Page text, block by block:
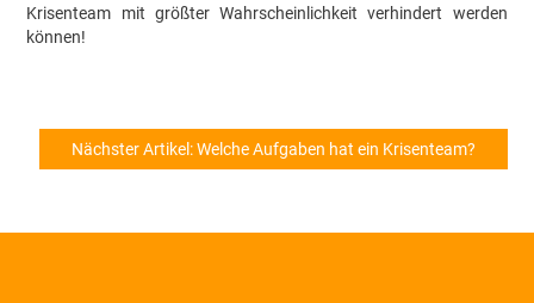
Krisenteam mit größter Wahrscheinlichkeit verhindert werden
können!
Nächster Artikel: Welche Aufgaben hat ein Krisenteam?